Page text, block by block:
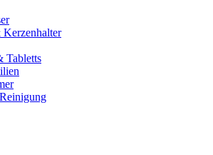
Tabletts